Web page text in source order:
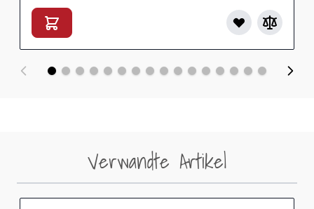
Verwandte Artikel